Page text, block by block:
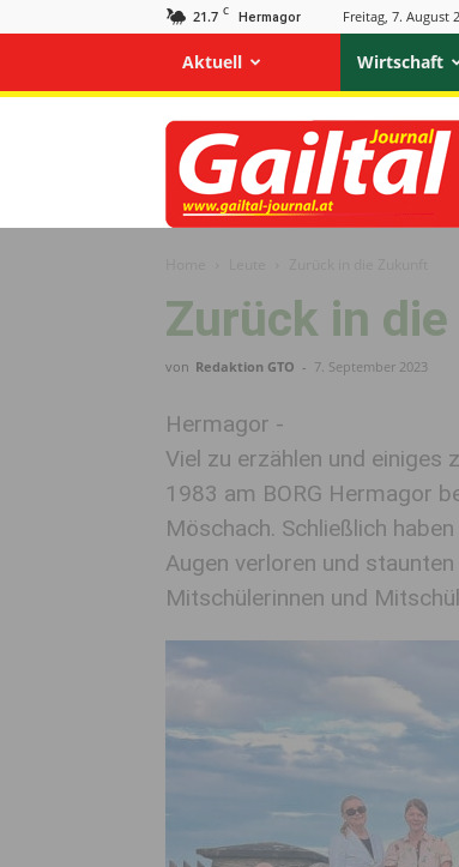
21.7 C Hermagor Freitag, 7. August
Aktuell Wirtschaft
Gailtal
Journal
Zurück in
von Redaktion GTO - 7. September 2023
Hermagor -
Viel zu erzählen und
1983 am BORG Hermagor
Möschach. Schließlich
Augen verloren und
Mitschülerinnen und